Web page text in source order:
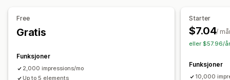
Administrere popup-vinduer
Egendefinerte skrifttyper
Liste for innhenting av e-postadresser
Tilpasset CSS
Analyser og rapportering
Free
Gratis
Funksjoner
2,000 impressions/mo
Up to 5 elements
Starter
$7.04/
eller $57.96/
Funksjoner
10,000